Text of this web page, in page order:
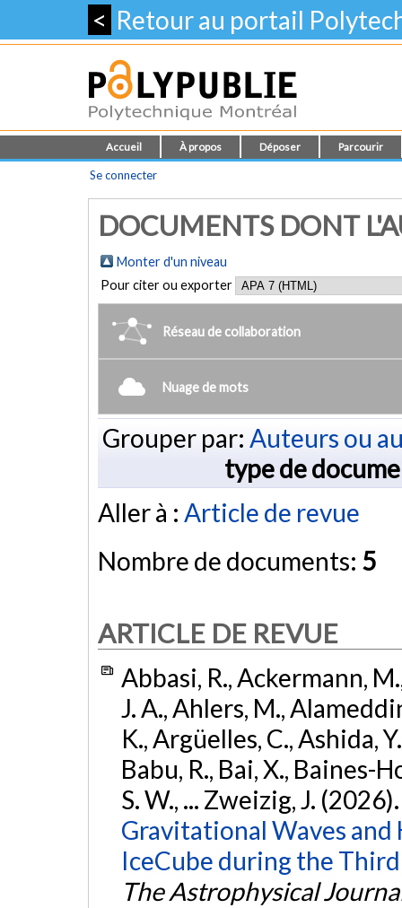
< Retour au portail
Accueil À propos Déposer Parcourir
Se connecter
DOCUMENTS DONT
Monter d'un niveau
Pour citer ou exporter
Réseau de collaboration
Nuage de mots
Grouper par: Auteurs ou
type de
Aller à : Article de revue
Nombre de documents: 5
ARTICLE DE REVUE
Abbasi, R., Ackermann,
J. A., Ahlers, M.,
K., Argüelles, C., Ashida,
Babu, R., Bai, X., Baines-
S. W., ... Zweizig, J.
Gravitational Waves
IceCube during the
The Astrophysical